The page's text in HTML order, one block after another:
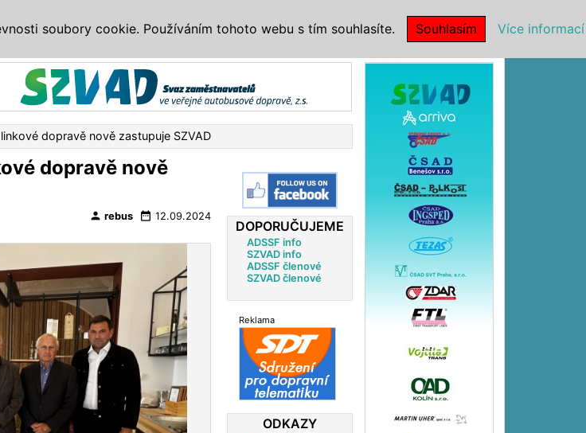
dopravě nově zastupuje SZVAD
dopravě nově
person rebus date_range 12.09.2024
DOPORUČUJEME
ADSSF info
SZVAD info
ADSSF členové
SZVAD členové
Reklama
ODKAZY
soubory cookie. Používáním tohoto webu s tím souhlasíte. Souhlasím Více informací